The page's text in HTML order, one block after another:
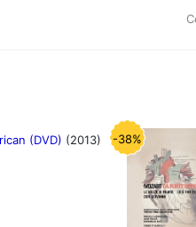
(DVD) (2013) -38%